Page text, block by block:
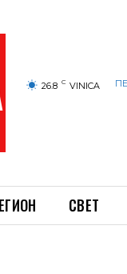
26.8 C VINICA
СВЕТ